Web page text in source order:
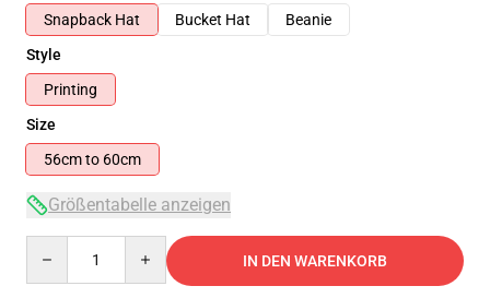
Snapback Hat
Bucket Hat
Beanie
Style
Printing
Size
56cm to 60cm
Größentabelle anzeigen
IN DEN WARENKORB